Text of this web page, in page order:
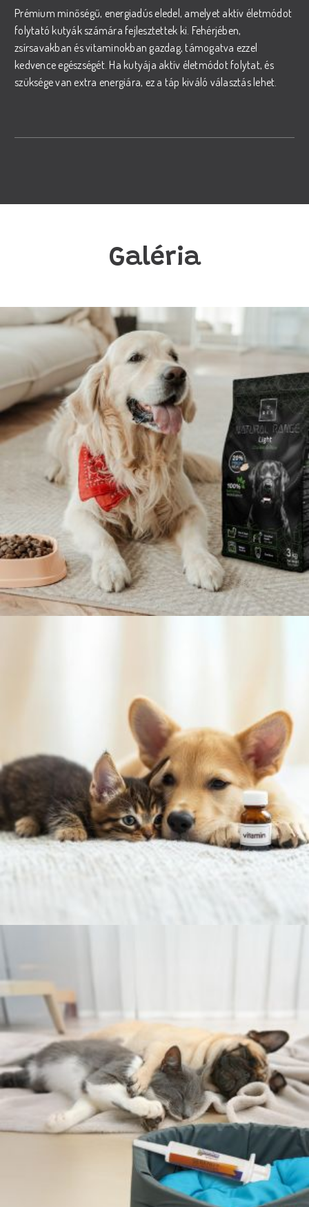
Prémium minőségű, energiadús eledel, amelyet aktív életmódot
folytató kutyák számára fejlesztettek ki. Fehérjében,
zsírsavakban és vitaminokban gazdag, támogatva ezzel
kedvence egészségét. Ha kutyája aktív életmódot folytat, és
szüksége van extra energiára, ez a táp kiváló választás lehet.
Galéria